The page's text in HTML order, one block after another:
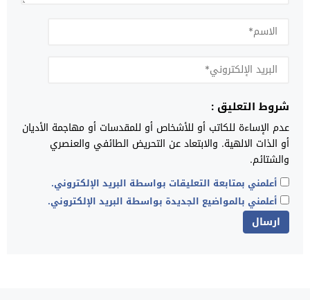
شروط التعليق :
عدم الإساءة للكاتب أو للأشخاص أو للمقدسات أو مهاجمة الأديان
أو الذات الالهية. والابتعاد عن التحريض الطائفي والعنصري
والشتائم.
أعلمني بمتابعة التعليقات بواسطة البريد الإلكتروني.
أعلمني بالمواضيع الجديدة بواسطة البريد الإلكتروني.